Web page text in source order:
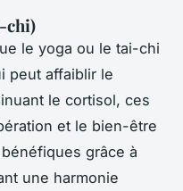
chi)
le yoga ou le tai-chi
peut affaiblir le
le cortisol, ces
et le bien-être
grâce à
une harmonie